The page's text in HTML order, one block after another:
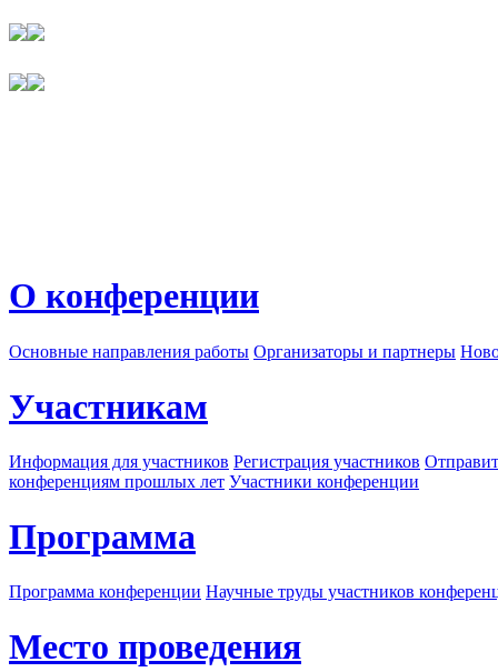
О конференции
Основные направления работы Организаторы и партнеры
Участникам
Информация для участников Регистрация участников
конференциям прошлых лет Участники конференции
Программа
Программа конференции Научные труды участников
Место проведения